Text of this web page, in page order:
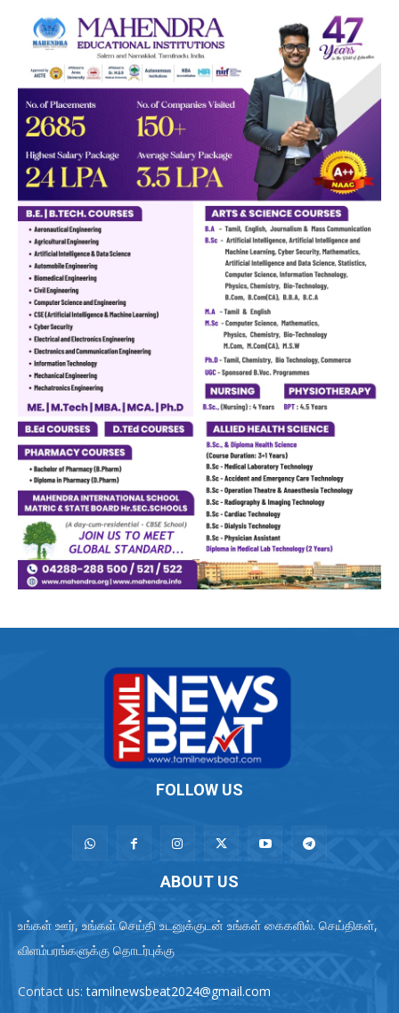
FOLLOW US
ABOUT US
உங்கள் ஊர், உங்கள் செய்தி உடனுக்குடன் உங்கள் கைகளில். செய்திகள்,
விளம்பரங்களுக்கு தொடர்புக்கு
Contact us:tamilnewsbeat2024@gmail.com